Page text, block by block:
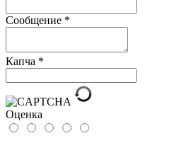
Сообщение *
Капча *
Оценка